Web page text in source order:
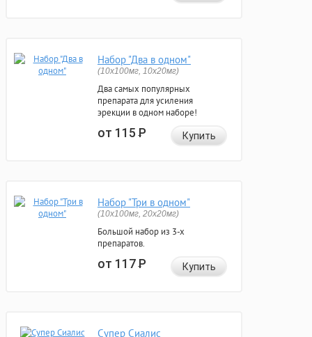
Набор "Два в одном"
(10x100мг, 10x20мг)
Два самых популярных
препарата для усиления
эрекции в одном наборе!
от 115Р Купить
Набор "Три в одном"
(10x100мг, 20x20мг)
Большой набор из 3-х
препаратов.
от 117Р Купить
Супер Сиалис